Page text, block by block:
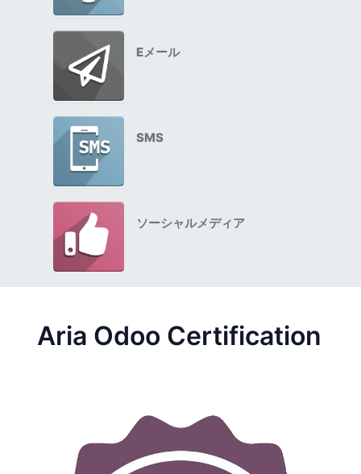
Eメール
SMS
ソーシャルメディア
Aria Odoo Certification